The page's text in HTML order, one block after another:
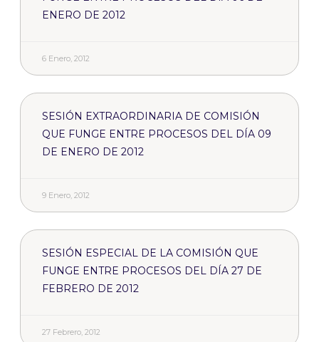
ENERO DE 2012
6 Enero, 2012
SESIÓN EXTRAORDINARIA DE COMISIÓN
QUE FUNGE ENTRE PROCESOS DEL DÍA 09
DE ENERO DE 2012
9 Enero, 2012
SESIÓN ESPECIAL DE LA COMISIÓN QUE
FUNGE ENTRE PROCESOS DEL DÍA 27 DE
FEBRERO DE 2012
27 Febrero, 2012